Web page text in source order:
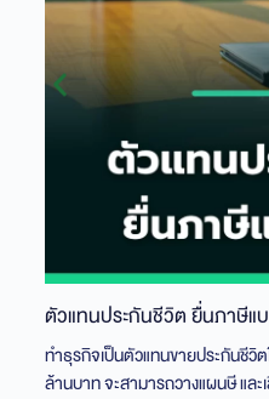
ตัวแทนประกันชีวิต ยื่นภาษีแบ
ทำธุรกิจเป็นตัวแทนขายประกันชีวิ
ล้านบาท จะสามารถวางแผนษี และ